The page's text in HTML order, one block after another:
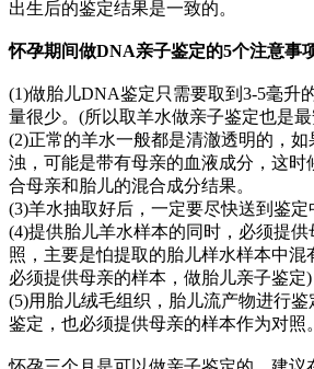
出生后的鉴定结果是一致的。
怀孕期间做DNA亲子鉴定的5个注意事
(1)做胎儿DNA鉴定只需要取到3-5毫升
量很少。(所以取羊水做亲子鉴定也是
(2)正常的羊水一般都是清澈透明的，
浊，可能是带有母亲的血液成分，这时
合母亲和胎儿的混合成分结果。
(3)羊水抽取好后，一定要尽快送到鉴定
(4)提供胎儿羊水样本的同时，必须提
照，主要是怕提取的胎儿样水样本中混
必须提供母亲的样本，做胎儿亲子鉴定)
(5)用胎儿绒毛组织，胎儿流产物进行
鉴定，也必须提供母亲的样本作为对照。